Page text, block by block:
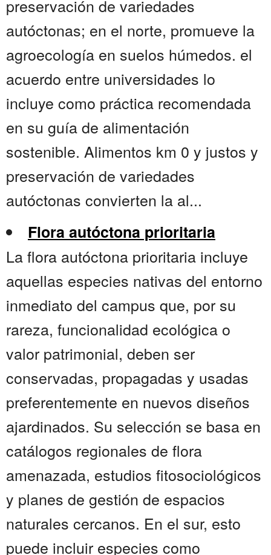
preservación de variedades
autóctonas; en el norte, promueve la
agroecología en suelos húmedos. el
acuerdo entre universidades lo
incluye como práctica recomendada
en su guía de alimentación
sostenible. Alimentos km 0 y justos y
preservación de variedades
autóctonas convierten la al...
Flora autóctona prioritaria
La flora autóctona prioritaria incluye
aquellas especies nativas del entorno
inmediato del campus que, por su
rareza, funcionalidad ecológica o
valor patrimonial, deben ser
conservadas, propagadas y usadas
preferentemente en nuevos diseños
ajardinados. Su selección se basa en
catálogos regionales de flora
amenazada, estudios fitosociológicos
y planes de gestión de espacios
naturales cercanos. En el sur, esto
puede incluir especies como